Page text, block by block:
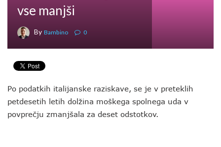
vse manjši
By Bambino 0
Po podatkih italijanske raziskave, se je v preteklih
petdesetih letih dolžina moškega spolnega uda v
povprečju zmanjšala za deset odstotkov.